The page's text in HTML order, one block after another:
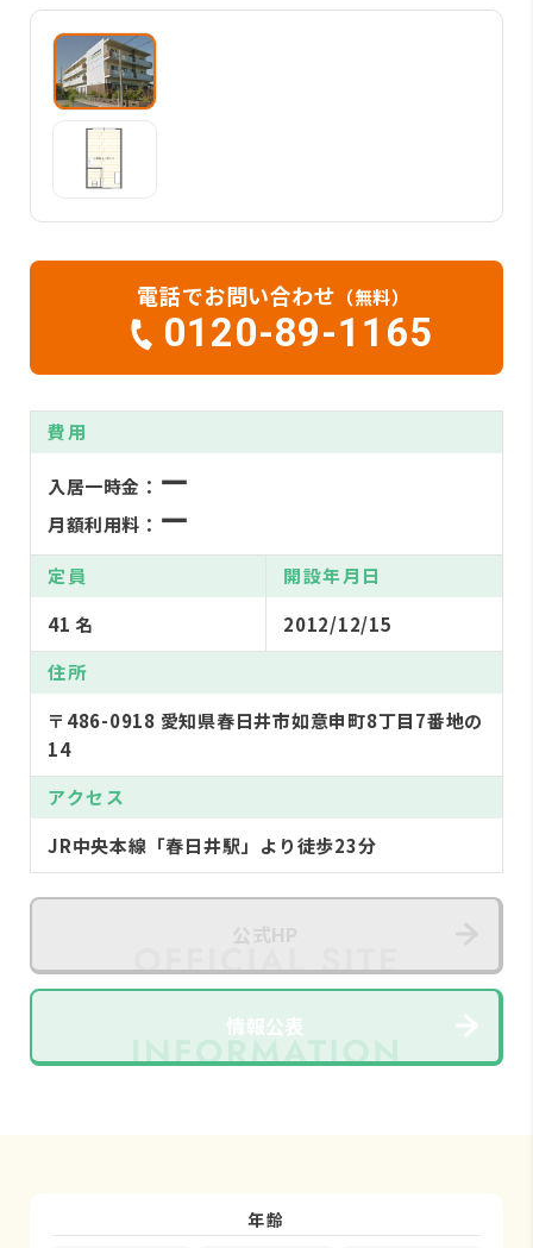
電話でお問い合わせ （無料）
0120-89-1165
費用
入居一時金： ー
月額利用料： ー
定員
41 名
開設年月日
2012/12/15
住所
〒486-0918 愛知県春日井市如意申町8丁目7番地の
14
アクセス
JR中央本線「春日井駅」より徒歩23分
情報公表
年齢